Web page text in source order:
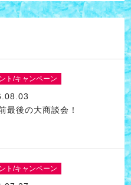
ト/キャンペーン
最後の大商談会！
ト/キャンペーン